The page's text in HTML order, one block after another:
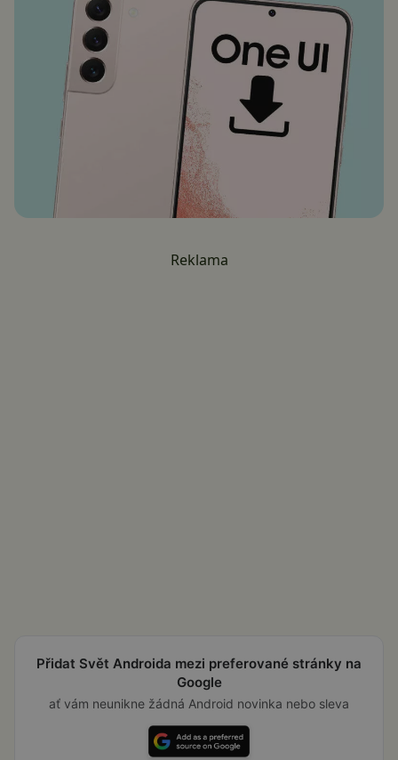
Reklama
Přidat Svět Androida mezi preferované stránky na
Google
ať vám neunikne žádná Android novinka nebo sleva